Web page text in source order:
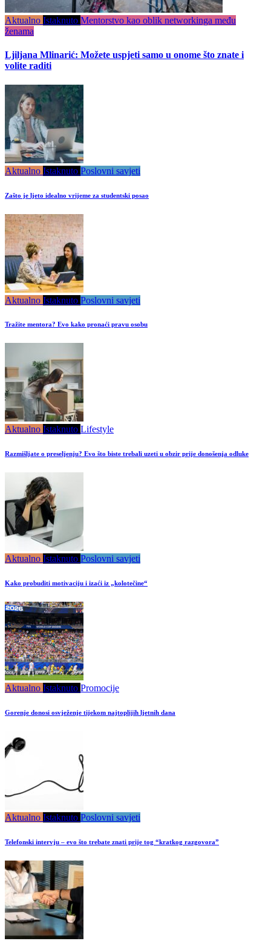
Aktualno Istaknuto Mentorstvo kao oblik networkinga među
ženama
Ljiljana Mlinarić: Možete uspjeti samo u onome što znate i
volite raditi
Aktualno Istaknuto Poslovni savjeti
Zašto je ljeto idealno vrijeme za studentski posao
Aktualno Istaknuto Poslovni savjeti
Tražite mentora? Evo kako pronaći pravu osobu
Aktualno Istaknuto Lifestyle
Razmišljate o preseljenju? Evo što biste trebali uzeti u obzir prije donošenja odluke
Aktualno Istaknuto Poslovni savjeti
Kako probuditi motivaciju i izaći iz „kolotečine“
Aktualno Istaknuto Promocije
Gorenje donosi osvježenje tijekom najtoplijih ljetnih dana
Aktualno Istaknuto Poslovni savjeti
Telefonski intervju – evo što trebate znati prije tog “kratkog razgovora”